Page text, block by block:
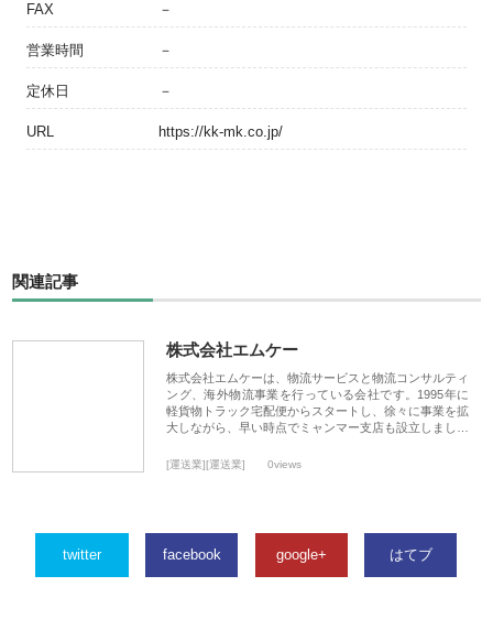
FAX －
営業時間 －
定休日 －
URL https://kk-mk.co.jp/
関連記事
株式会社エムケー
株式会社エムケーは、物流サービスと物流コンサルティ
ング、海外物流事業を行っている会社です。1995年に
軽貨物トラック宅配便からスタートし、徐々に事業を拡
大しながら、早い時点でミャンマー支店も設立しまし…
[運送業][運送業] 0views
twitter facebook google+ はてブ